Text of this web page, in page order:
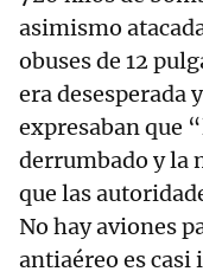
asimismo
obuses de 12
era desesperada
expresaban que
derrumbado y la
que las
No hay aviones
antiaéreo es